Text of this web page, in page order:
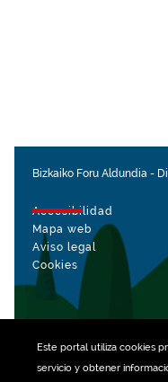
Este portal utiliza cookies
servicio y obtener
Bizkaiko Foru Aldundia -
Accesibilidad
Mapa web
Aviso legal
Cookies